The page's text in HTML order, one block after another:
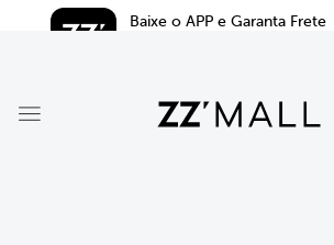
Baixe o APP e Garanta Frete